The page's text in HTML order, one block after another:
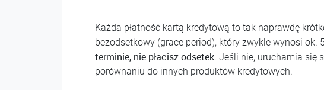
Każda płatność kartą kredytową to tak naprawdę
bezodsetkowy (grace period), który zwykle wynosi ok.
terminie, nie płacisz odsetek. Jeśli nie, uruchamia się
porównaniu do innych produktów kredytowych.